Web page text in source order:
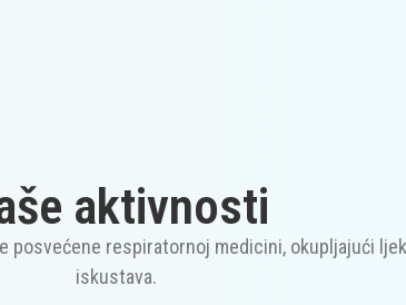
aktivnosti
respiratornoj medicini, okupljajući
iskustava.